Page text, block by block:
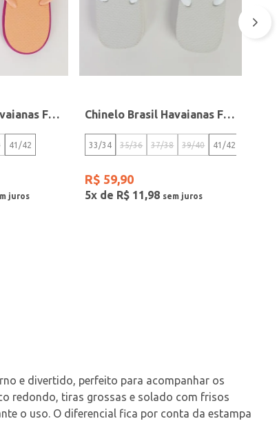
Chinelo Point Havaianas Feminino LARANJA
41/42
Chinelo Brasil Havaianas Feminino BRANCO
33/34 35/36 37/38 39/40 41/42
R$ 59,90
5x de R$ 11,98
e divertido, perfeito para acompanhar os
redondo, tiras grossas e solado com frisos
o uso. O diferencial fica por conta da estampa